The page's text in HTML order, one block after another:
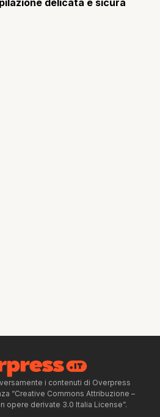
i contenuti di Overpress
“Creative Commons Attribuzione –
opere derivate 3.0 Italia License”.